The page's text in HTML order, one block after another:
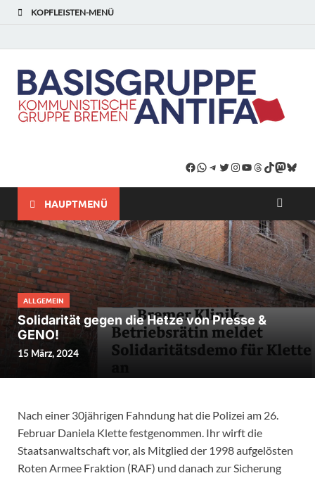
KOPFLEISTEN-MENÜ
HAUPTMENÜ
ALLGEMEIN
Solidarität gegen die Hetze von Presse &
GENO!
15 März, 2024
Nach einer 30jährigen Fahndung hat die Polizei am 26.
Februar Daniela Klette festgenommen. Ihr wirft die
Staatsanwaltschaft vor, als Mitglied der 1998 aufgelösten
Roten Armee Fraktion (RAF) und danach zur Sicherung